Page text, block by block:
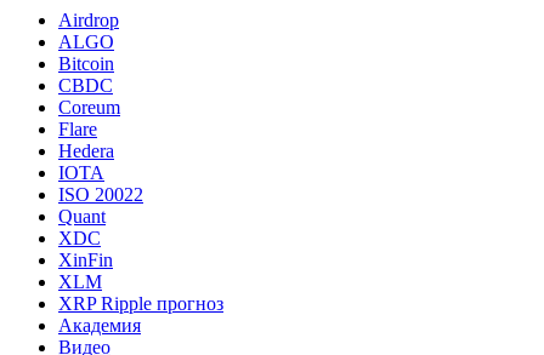
Airdrop
ALGO
Bitcoin
CBDC
Coreum
Flare
Hedera
IOTA
ISO 20022
Quant
XDC
XinFin
XLM
XRP Ripple прогноз
Академия
Видео